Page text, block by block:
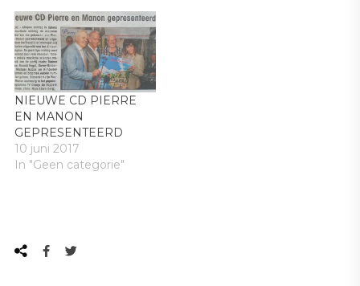
NIEUWE CD PIERRE
EN MANON
GEPRESENTEERD
10 juni 2017
In "Geen categorie"